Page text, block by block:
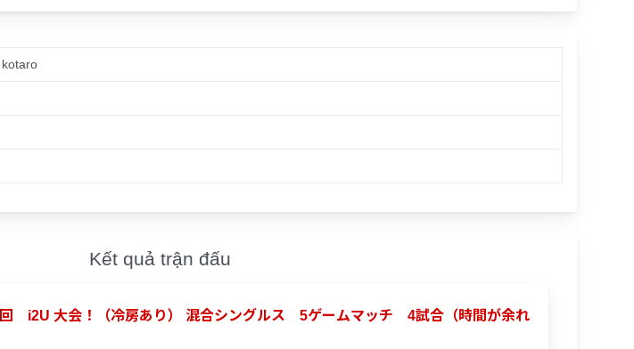
Kết quả trận đấu
i2U 大会！（冷房あり） 混合シングルス 5ゲームマッチ 4試合（時間が余れ